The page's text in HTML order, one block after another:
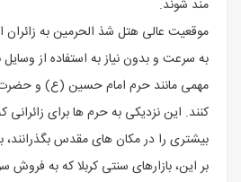
مند شوند.
موقعیت عالی هتل شذ الحرمین به
به سرعت و بدون نیاز به استفاده از وسایل
مهمی مانند حرم امام حسین (ع) و
کنند. این نزدیکی به حرم ‌ها برای زائرانی
بیشتری را در مکان‌ های مقدس بگذرانند،
بر این، بازارهای سنتی کربلا که به